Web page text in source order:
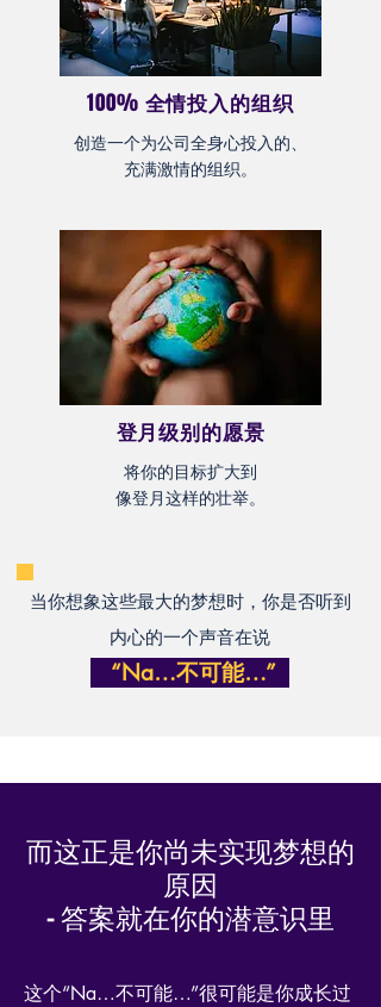
100% 全情投入的组织
创造一个为公司全身心投入的、
充满激情的组织。
登月级别的愿景
将你的目标扩大到
像登月这样的壮举。
当你想象这些最大的梦想时，你是否听到
内心的一个声音在说
“Na…不可能…”
而这正是你尚未实现梦想的
原因
- 答案就在你的潜意识里
这个“Na…不可能…”很可能是你成长过